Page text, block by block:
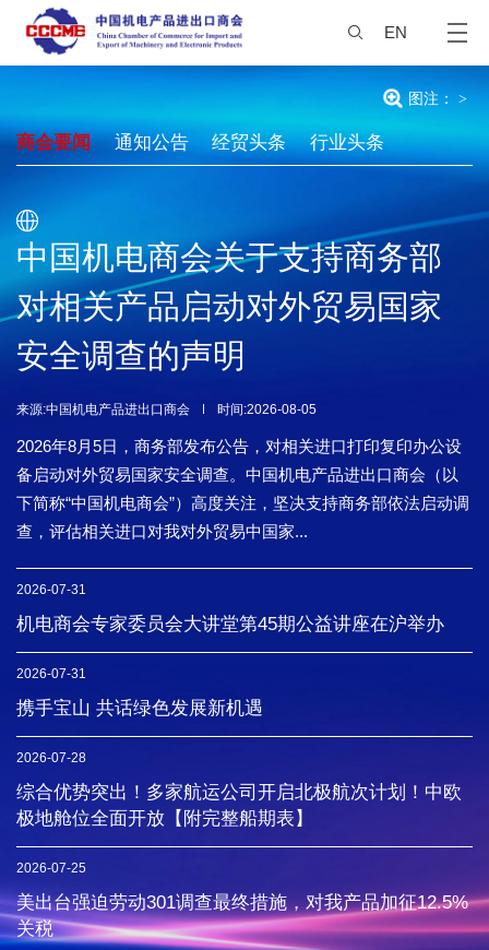
EN
商会要闻 通知公告 经贸头条 行业头条
中国机电商会关于支持商务部
对相关产品启动对外贸易国家
安全调查的声明
来源:中国机电产品进出口商会 时间:2026-08-05
2026年8月5日，商务部发布公告，对相关进口打印复印办公设
备启动对外贸易国家安全调查。中国机电产品进出口商会（以
下简称“中国机电商会”）高度关注，坚决支持商务部依法启动调
查，评估相关进口对我对外贸易中国家...
2026-07-31
机电商会专家委员会大讲堂第45期公益讲座在沪举办
2026-07-31
携手宝山 共话绿色发展新机遇
2026-07-28
综合优势突出！多家航运公司开启北极航次计划！中欧
极地舱位全面开放【附完整船期表】
2026-07-25
美出台强迫劳动301调查最终措施，对我产品加征12.5%
关税
图注： >